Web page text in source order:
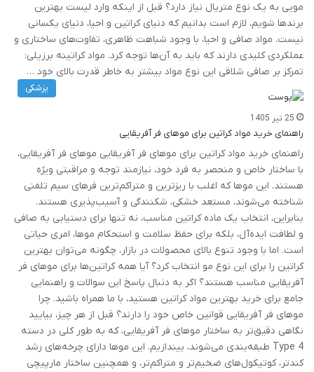
مویی به یک نوع متریال نیاز دارد؟ قبل از اینکه وارد لیست بهترین
برندها شویم، لازم است بدانیم که دنیای کراتین و احیا، دنیای یکسانی
نیست. مواد صافی و احیا، با وجود شباهت ظاهری، تفاوت‌های ساختاری و
عملکردی کلیدی دارند که باید به آن‌ها توجه کرد. مواد کراتینه برزیلی:
تمرکز بر صافی شلاقی این نوع مواد بیشتر به خاطر قدرت بالای خود …
پزشکی
25 تیر 1405
راهنمای خرید مواد کراتین برای موهای فر آفریقایی
راهنمای خرید مواد کراتین برای موهای فر آفریقایی موهای فر آفریقایی،
با ساختار خاص و منحصر به فرد خود، نیازمند توجه و مراقبتی ویژه
هستند. این موها که اغلب با ریزترین و متراکم‌ترین فرهای سیم تلفنی
شناخته می‌شوند، مستعد خشکی، شکنندگی و آسیب‌پذیری هستند.
بنابراین، انتخاب یک ماده کراتین مناسب، نه تنها برای دستیابی به صافی
و لطافت ایده‌آل، بلکه برای حفظ سلامت و استحکام موها، امری حیاتی
است. اما با وجود تنوع بالای محصولات در بازار، چگونه می‌توان بهترین
کراتین را برای این نوع مو انتخاب کرد؟ آیا همه کراتین‌ها برای موهای فر
آفریقایی مناسب هستند؟ اگر به دنبال پاسخ این سوالات و راهنمایی
جامع برای خرید بهترین مواد کراتین هستید، با ما همراه باشید. چرا
موهای فر آفریقایی قوانین خاص خود را دارند؟ قبل از هر چیز، بیایید
نگاهی دقیق‌تر به ساختار موهای فر آفریقایی، که به طور کلی در دسته
Type 4 طبقه‌بندی می‌شوند، بیندازیم. این موها دارای چرخه‌های رشد
کندتر، کوتیکول‌های ضخیم‌تر و متراکم‌تر، و همچنین ساختار مارپیچی